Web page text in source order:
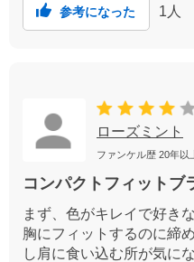
参考になった 1 人
ローズミント
ファンケル歴 20年以
コンパクトフィットブ
まず、色がキレイで好き
胸にフィットするのに締
し肩に食い込む所が気に